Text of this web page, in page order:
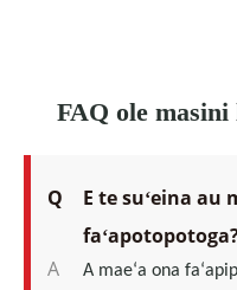
FAQ ole
Q
E te suʻeina au
A
A maeʻa ona